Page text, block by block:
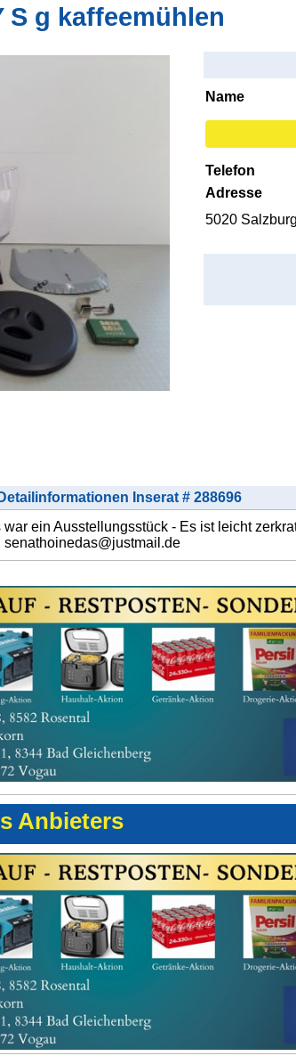
S g kaffeemühlen
Name
Telefon
Adresse
5020 Salzburg
Detailinformationen Inserat # 288696
ein Ausstellungsstück - Es ist leicht
Anbieters